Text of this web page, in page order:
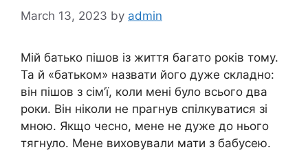
March 13, 2023 by admin
Мій батько пішов із життя багато років тому.
Та й «батьком» назвати його дуже складно:
він пішов з сім’ї, коли мені було всього два
роки. Він ніколи не прагнув спілкуватися зі
мною. Якщо чесно, мене не дуже до нього
тягнуло. Мене виховували мати з бабусею.